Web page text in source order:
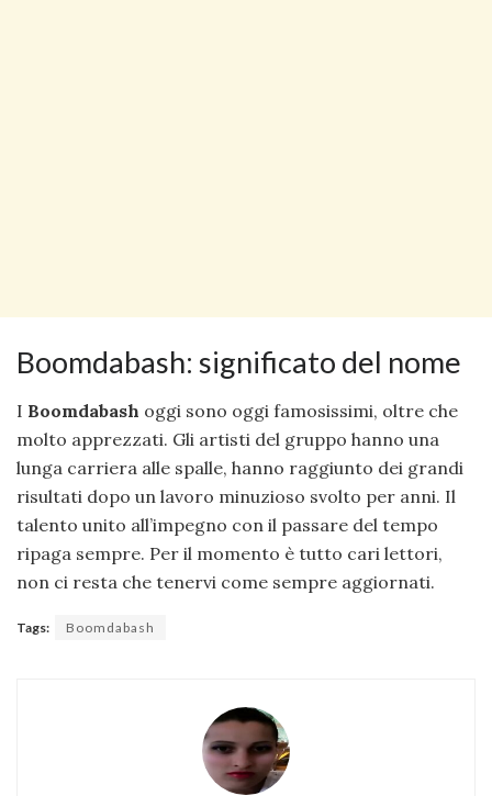
Boomdabash: significato del nome
I Boomdabash oggi sono oggi famosissimi, oltre che
molto apprezzati. Gli artisti del gruppo hanno una
lunga carriera alle spalle, hanno raggiunto dei grandi
risultati dopo un lavoro minuzioso svolto per anni. Il
talento unito all’impegno con il passare del tempo
ripaga sempre. Per il momento è tutto cari lettori,
non ci resta che tenervi come sempre aggiornati.
Tags: Boomdabash